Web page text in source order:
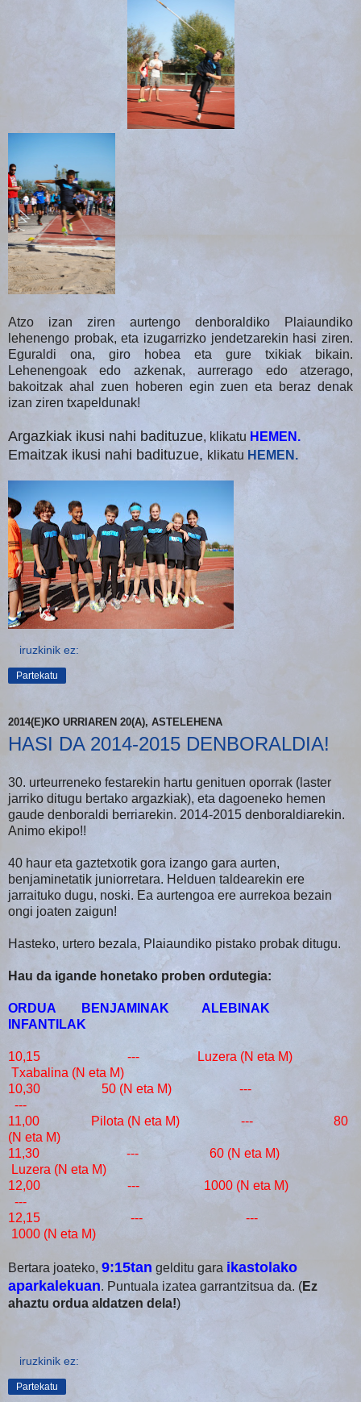
Atzo izan ziren aurtengo denboraldiko Plaiaundiko
lehenengo probak, eta izugarrizko jendetzarekin hasi ziren.
Eguraldi ona, giro hobea eta gure txikiak bikain.
Lehenengoak edo azkenak, aurrerago edo atzerago,
bakoitzak ahal zuen hoberen egin zuen eta beraz denak
izan ziren txapeldunak!
Argazkiak ikusi nahi badituzue, klikatu HEMEN.
Emaitzak ikusi nahi badituzue, klikatu HEMEN.
iruzkinik ez:
Partekatu
2014(E)KO URRIAREN 20(A), ASTELEHENA
HASI DA 2014-2015 DENBORALDIA!
30. urteurreneko festarekin hartu genituen oporrak (laster
jarriko ditugu bertako argazkiak), eta dagoeneko hemen
gaude denboraldi berriarekin. 2014-2015 denboraldiarekin.
Animo ekipo!!
40 haur eta gaztetxotik gora izango gara aurten,
benjaminetatik juniorretara. Helduen taldearekin ere
jarraituko dugu, noski. Ea aurtengoa ere aurrekoa bezain
ongi joaten zaigun!
Hasteko, urtero bezala, Plaiaundiko pistako probak ditugu.
Hau da igande honetako proben ordutegia:
ORDUA BENJAMINAK ALEBINAK
INFANTILAK
10,15 --- Luzera (N eta M)
Txabalina (N eta M)
10,30 50 (N eta M) ---
---
11,00 Pilota (N eta M) --- 80
(N eta M)
11,30 --- 60 (N eta M)
Luzera (N eta M)
12,00 --- 1000 (N eta M)
---
12,15 --- ---
1000 (N eta M)
Bertara joateko, 9:15tan gelditu gara ikastolako
aparkalekuan. Puntuala izatea garrantzitsua da. (Ez
ahaztu ordua aldatzen dela!)
iruzkinik ez:
Partekatu